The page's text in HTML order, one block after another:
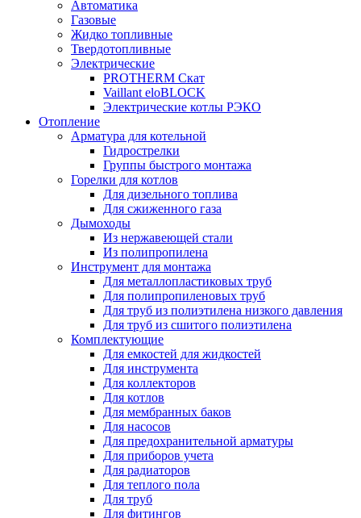
Автоматика
Газовые
Жидко топливные
Твердотопливные
Электрические
PROTHERM Скат
Vaillant eloBLOCK
Электрические котлы РЭКО
Отопление
Арматура для котельной
Гидрострелки
Группы быстрого монтажа
Горелки для котлов
Для дизельного топлива
Для сжиженного газа
Дымоходы
Из нержавеющей стали
Из полипропилена
Инструмент для монтажа
Для металлопластиковых труб
Для полипропиленовых труб
Для труб из полиэтилена низкого давления
Для труб из сшитого полиэтилена
Комплектующие
Для емкостей для жидкостей
Для инструмента
Для коллекторов
Для котлов
Для мембранных баков
Для насосов
Для предохранительной арматуры
Для приборов учета
Для радиаторов
Для теплого пола
Для труб
Для фитингов